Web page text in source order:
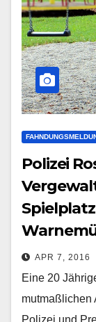
Polizei
APR 7, 2016
Eine 20
mutmaßlichen
Polizei und